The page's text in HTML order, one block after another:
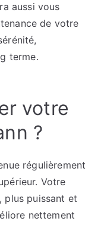
aussi vous
de votre
terme.
votre
?
régulièrement
Votre
plus puissant et
nettement